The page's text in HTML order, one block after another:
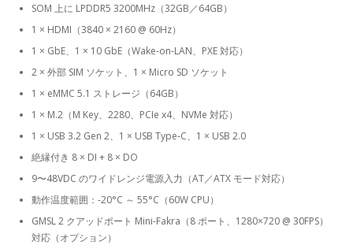
SOM 上に LPDDR5 3200MHz（32GB／64GB）
1 × HDMI（3840 × 2160 @ 60Hz）
1 × GbE、1 × 10 GbE（Wake‑on‑LAN、PXE 対応）
2 × 外部 SIM ソケット、1 × Micro SD ソケット
1 × eMMC 5.1 ストレージ（64GB）
1 × M.2（M Key、2280、PCIe x4、NVMe 対応）
1 × USB 3.2 Gen 2、1 × USB Type‑C、1 × USB 2.0
絶縁付き 8 × DI + 8 × DO
9〜48VDC のワイドレンジ電源入力（AT／ATX モード対応）
動作温度範囲：‑20°C ～ 55°C（60W CPU）
GMSL 2 クアッドポート Mini‑Fakra（8 ポート、1280×720 @ 30FPS）
対応（オプション）